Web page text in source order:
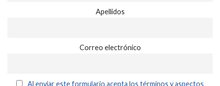
Apellidos
Correo electrónico
Al enviar este formulario acepta los términos y aspectos